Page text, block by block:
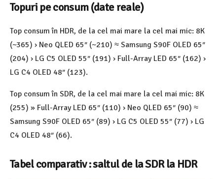
Topuri pe consum (date reale)
Top consum în HDR, de la cel mai mare la cel mai mic: 8K
(~365) › Neo QLED 65″ (~210) ≈ Samsung S90F OLED 65″
(204) › LG C5 OLED 55″ (191) › Full-Array LED 65″ (162) ›
LG C4 OLED 48″ (123).
Top consum în SDR, de la cel mai mare la cel mai mic: 8K
(255) » Full-Array LED 65″ (110) › Neo QLED 65″ (90) ≈
Samsung S90F OLED 65″ (89) › LG C5 OLED 55″ (77) › LG
C4 OLED 48″ (66).
Tabel comparativ : saltul de la SDR la HDR